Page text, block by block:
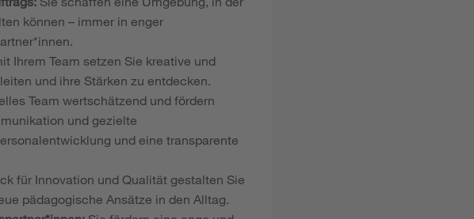
können – immer in enger
Ihrem Team setzen Sie kreative und
und ihre Stärken zu entdecken.
Team wertschätzend und fördern
und gezielte
und eine transparente
für Innovation und Qualität gestalten Sie
pädagogische Ansätze in den Alltag.